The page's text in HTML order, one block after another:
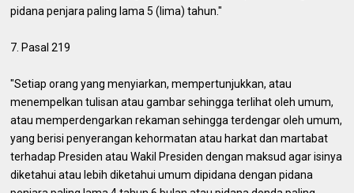
pidana penjara paling lama 5 (lima) tahun."
7. Pasal 219
"Setiap orang yang menyiarkan, mempertunjukkan, atau
menempelkan tulisan atau gambar sehingga terlihat oleh umum,
atau memperdengarkan rekaman sehingga terdengar oleh umum,
yang berisi penyerangan kehormatan atau harkat dan martabat
terhadap Presiden atau Wakil Presiden dengan maksud agar isinya
diketahui atau lebih diketahui umum dipidana dengan pidana